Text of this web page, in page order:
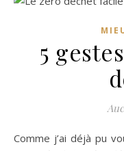
5
Comme j’ai déjà pu vous le dire, je ne prétends pas être